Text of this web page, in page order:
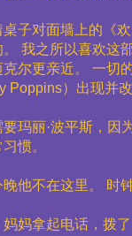
桌子对面墙上的《
我之所以喜欢这
尔更亲近。
一切
Poppins）出现并
要玛丽·波平斯，因
惯。
他不在这里。 时
妈妈拿起电话，拨